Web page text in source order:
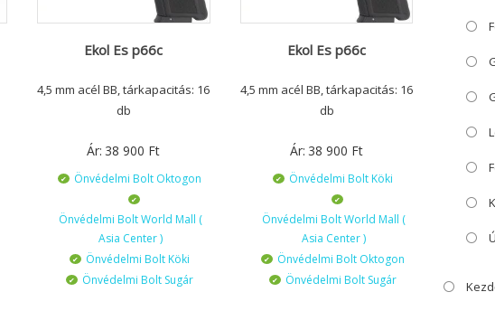
Ekol Es p66c
4,5 mm acél BB, tárkapacitás: 16
db
Ár: 38 900 Ft
Önvédelmi Bolt Oktogon
Önvédelmi Bolt World Mall (
Asia Center )
Önvédelmi Bolt Köki
Önvédelmi Bolt Sugár
Ekol Es p66c
4,5 mm acél BB, tárkapacitás: 16
db
Ár: 38 900 Ft
Önvédelmi Bolt Köki
Önvédelmi Bolt World Mall (
Asia Center )
Önvédelmi Bolt Oktogon
Önvédelmi Bolt Sugár